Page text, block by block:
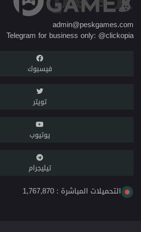
admin@peskgames.com
Telegram for business only: @clickopia
فيسبوك
تويتر
يوتيوب
تيليجرام
التحميلات المباشرة : 1,767,870